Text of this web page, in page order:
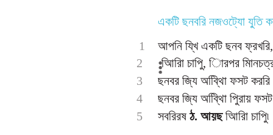
একটি ছনবরি নজওট্যাে যু্তি
1
আপনি য্খি একটি ছনব ফ্রখরি,
2
আিরিা চাপুি, িারপর মািনচত্র
3
ছনবর জি্য অব্থিাি ফসট কররি
4
ছনবর জি্য অব্থিাি পুিরায়
5
সবরিরষ ঠ. আয়ছআিরিা চাপুি৷